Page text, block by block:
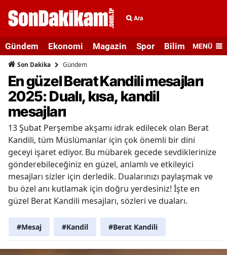
Ara
Gündem Ekonomi Magazin Spor Bilim veMENÜ
Son Dakika Gündem
En güzel Berat Kandili mesajları
2025: Dualı, kısa, kandil
mesajları
13 Şubat Perşembe akşamı idrak edilecek olan Berat
Kandili, tüm Müslümanlar için çok önemli bir dini
geceyi işaret ediyor. Bu mübarek gecede sevdiklerinize
gönderebileceğiniz en güzel, anlamlı ve etkileyici
mesajları sizler için derledik. Dualarınızı paylaşmak ve
bu özel anı kutlamak için doğru yerdesiniz! İşte en
güzel Berat Kandili mesajları, sözleri ve duaları.
#Mesaj #Kandil #Berat Kandili